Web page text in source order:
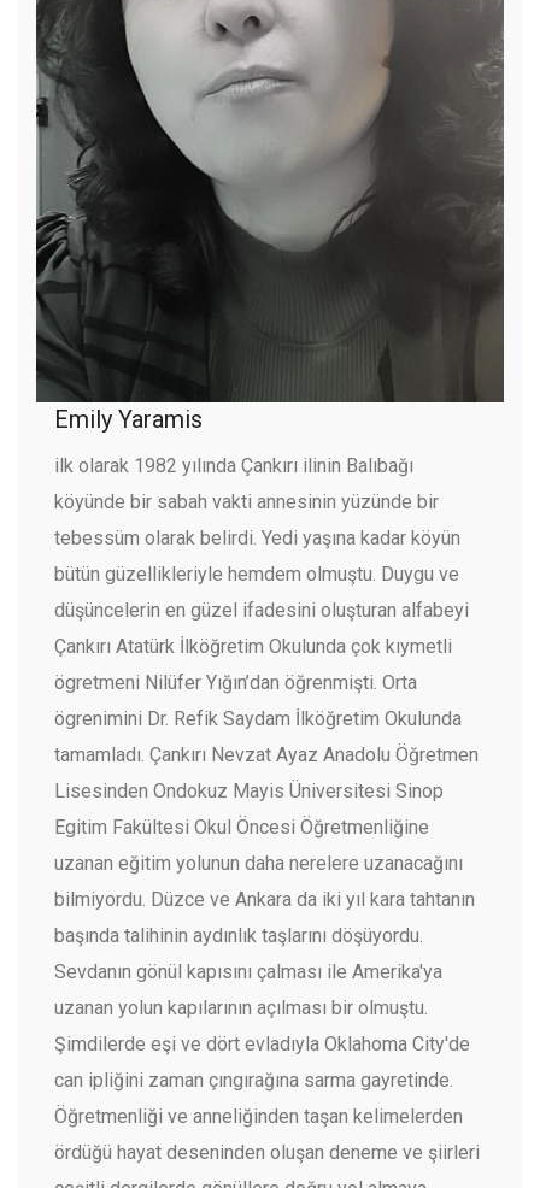
Emily Yaramis
ilk olarak 1982 yılında Çankırı ilinin Balıbağı
köyünde bir sabah vakti annesinin yüzünde bir
tebessüm olarak belirdi. Yedi yaşına kadar köyün
bütün güzellikleriyle hemdem olmuştu. Duygu ve
düşüncelerin en güzel ifadesini oluşturan alfabeyi
Çankırı Atatürk İlköğretim Okulunda çok kıymetli
ögretmeni Nilüfer Yığın’dan öğrenmişti. Orta
ögrenimini Dr. Refik Saydam İlköğretim Okulunda
tamamladı. Çankırı Nevzat Ayaz Anadolu Öğretmen
Lisesinden Ondokuz Mayis Üniversitesi Sinop
Egitim Fakültesi Okul Öncesi Öğretmenliğine
uzanan eğitim yolunun daha nerelere uzanacağını
bilmiyordu. Düzce ve Ankara da iki yıl kara tahtanın
başında talihinin aydınlık taşlarını döşüyordu.
Sevdanın gönül kapısını çalması ile Amerika'ya
uzanan yolun kapılarının açılması bir olmuştu.
Şimdilerde eşi ve dört evladıyla Oklahoma City'de
can ipliğini zaman çıngırağına sarma gayretinde.
Öğretmenliği ve anneliğinden taşan kelimelerden
ördüğü hayat deseninden oluşan deneme ve şiirleri